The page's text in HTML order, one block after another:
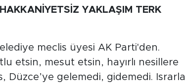
YAKLAŞIM TERK
meclis üyesi AK Parti'den.
etsin, mesut etsin, hayırlı nesillere
Düzce’ye gelemedi, gidemedi. Israrla